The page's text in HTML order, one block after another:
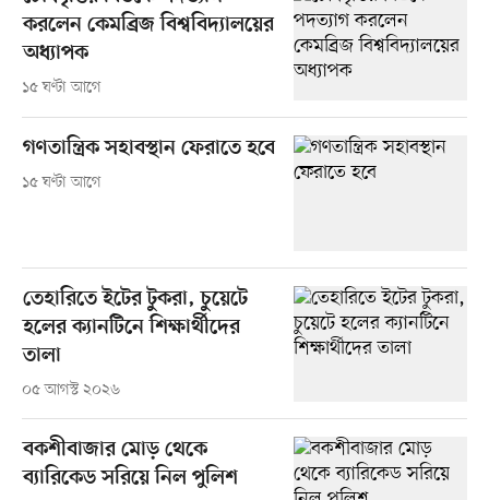
করলেন কেমব্রিজ বিশ্ববিদ্যালয়ের
অধ্যাপক
১৫ ঘণ্টা আগে
গণতান্ত্রিক সহাবস্থান ফেরাতে হবে
১৫ ঘণ্টা আগে
তেহারিতে ইটের টুকরা, চুয়েটে
হলের ক্যানটিনে শিক্ষার্থীদের
তালা
০৫ আগস্ট ২০২৬
বকশীবাজার মোড় থেকে
ব্যারিকেড সরিয়ে নিল পুলিশ